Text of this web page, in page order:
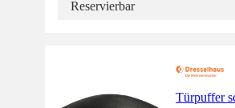
Reservierbar
Türpuffer